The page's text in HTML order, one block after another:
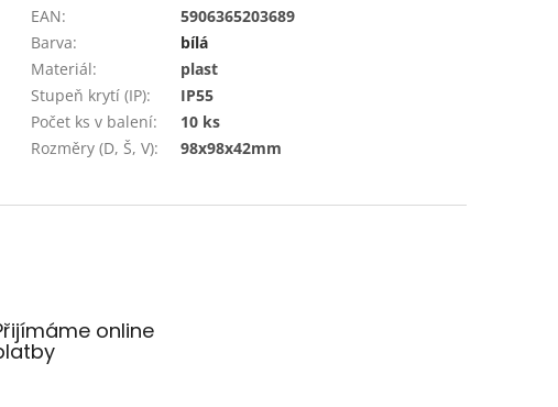
EAN:
5906365203689
Barva:
bílá
Materiál:
plast
Stupeň krytí (IP):
IP55
Počet ks v balení:
10 ks
Rozměry (D, Š, V): 98x98x42mm
online